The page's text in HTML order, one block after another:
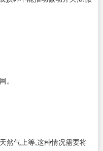
。
然气上等,这种情况需要将